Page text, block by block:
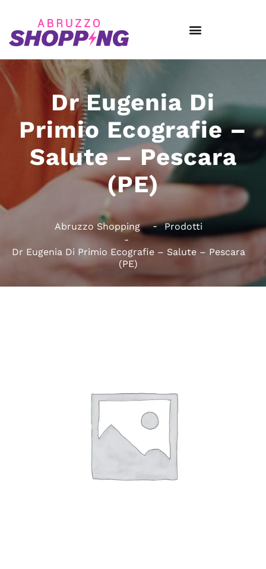
Dr Eugenia Di
Primio Ecografie –
Salute – Pescara
(PE)
Abruzzo Shopping Prodotti
Dr Eugenia Di Primio Ecografie – Salute – Pescara
(PE)